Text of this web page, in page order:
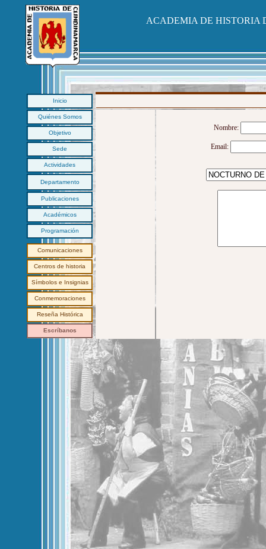
ACADEMIA DE HISTORIA
Inicio
Quiénes Somos
Objetivo
Sede
Actividades
Departamento
Publicaciones
Académicos
Programación
Comunicaciones
Centros de historia
Símbolos e Insignias
Conmemoraciones
Reseña Histórica
Escríbanos
Nombre:
Email: